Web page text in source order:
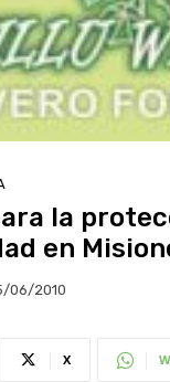
la
en
06/2010
X